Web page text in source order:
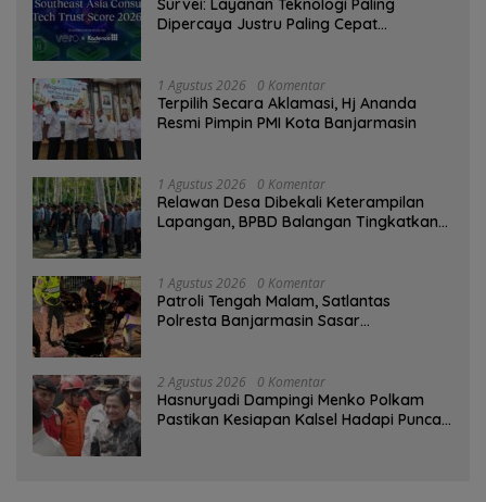
Survei: Layanan Teknologi Paling
Dipercaya Justru Paling Cepat
1 Agustus 2026 0 Komentar
‎Terpilih Secara Aklamasi, Hj Ananda
Resmi Pimpin PMI Kota Banjarmasin
1 Agustus 2026 0 Komentar
Relawan Desa Dibekali Keterampilan
Lapangan, BPBD Balangan Tingkatkan
1 Agustus 2026 0 Komentar
Patroli Tengah Malam, Satlantas
Polresta Banjarmasin Sasar
2 Agustus 2026 0 Komentar
Hasnuryadi Dampingi Menko Polkam
Pastikan Kesiapan Kalsel Hadapi Puncak